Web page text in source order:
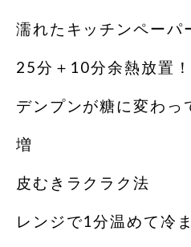
濡れたキッチンペー
25分＋10分余熱放置！
デンプンが糖に変わっ
増
皮むきラクラク法
レンジで1分温めて冷